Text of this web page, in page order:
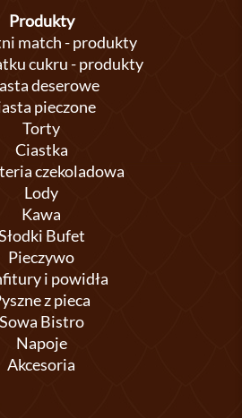
Produkty
match - produkty
cukru - produkty
deserowe
pieczone
Torty
Ciastka
czekoladowa
Lody
Kawa
Bufet
Pieczywo
i powidła
z pieca
Sowa Bistro
Napoje
Akcesoria